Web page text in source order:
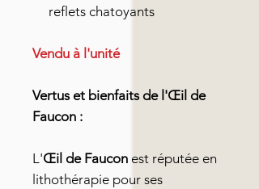
reflets chatoyants
Vendu à l'unité
Vertus et bienfaits de l'Œil de
Faucon :
L'Œil de Faucon est réputée en
lithothérapie pour ses